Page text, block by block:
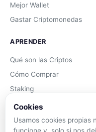
Mejor Wallet
Gastar Criptomonedas
APRENDER
Qué son las Criptos
Cómo Comprar
Staking
DeFi
Trading
Cookies
Usamos cookies propias